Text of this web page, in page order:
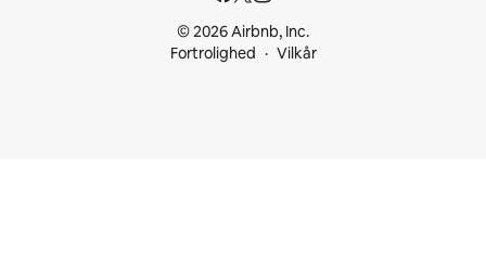
© 2026 Airbnb, Inc.
Fortrolighed
Vilkår